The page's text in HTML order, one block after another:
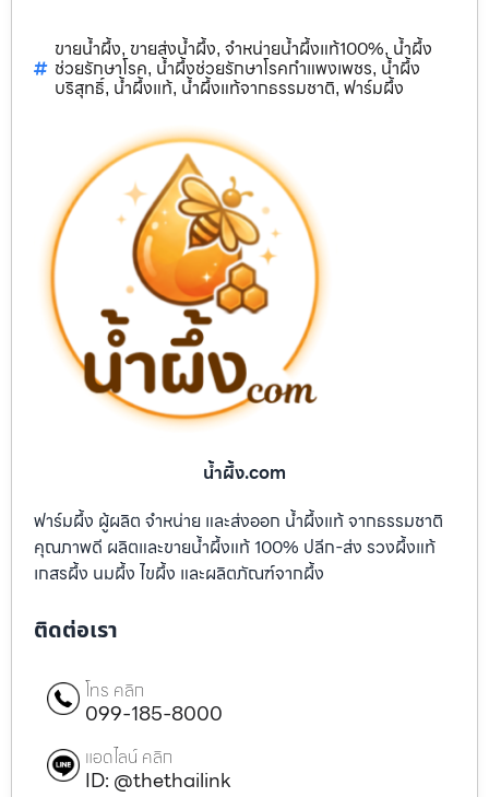
ขายน้ำผึ้ง, ขายส่งน้ำผึ้ง, จำหน่ายน้ำผึ้งแท้100%, น้ำผึ้ง
ช่วยรักษาโรค, น้ำผึ้งช่วยรักษาโรคกำแพงเพชร, น้ำผึ้ง
บริสุทธิ์, น้ำผึ้งแท้, น้ำผึ้งแท้จากธรรมชาติ, ฟาร์มผึ้ง
น้ำผึ้ง.com
ฟาร์มผึ้ง ผู้ผลิต จำหน่าย และส่งออก น้ำผึ้งแท้ จากธรรมชาติ
คุณภาพดี ผลิตและขายน้ำผึ้งแท้ 100% ปลีก-ส่ง รวงผึ้งแท้
เกสรผึ้ง นมผึ้ง ไขผึ้ง และผลิตภัณฑ์จากผึ้ง
ติดต่อเรา
โทร คลิก
099-185-8000
แอดไลน์ คลิก
ID: @thethailink